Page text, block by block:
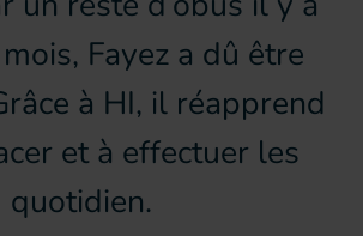
Fayez a dû être
à HI, il réapprend
et à effectuer les
quotidien.